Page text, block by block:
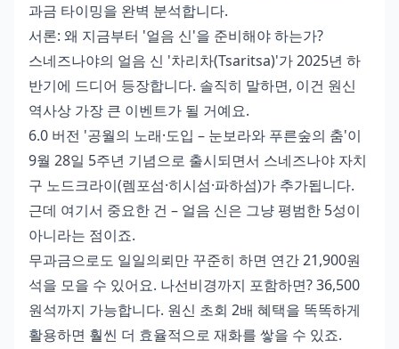
과금 타이밍을 완벽 분석합니다.
서론: 왜 지금부터 '얼음 신'을 준비해야 하는가?
스네즈나야의 얼음 신 '차리차(Tsaritsa)'가 2025년 하
반기에 드디어 등장합니다. 솔직히 말하면, 이건 원신
역사상 가장 큰 이벤트가 될 거예요.
6.0 버전 '공월의 노래·도입 – 눈보라와 푸른숲의 춤'이
9월 28일 5주년 기념으로 출시되면서 스네즈나야 자치
구 노드크라이(렘포섬·히시섬·파하섬)가 추가됩니다.
근데 여기서 중요한 건 – 얼음 신은 그냥 평범한 5성이
아니라는 점이죠.
무과금으로도 일일의뢰만 꾸준히 하면 연간 21,900원
석을 모을 수 있어요. 나선비경까지 포함하면? 36,500
원석까지 가능합니다. 원신 초회 2배 혜택을 똑똑하게
활용하면 훨씬 더 효율적으로 재화를 쌓을 수 있죠.